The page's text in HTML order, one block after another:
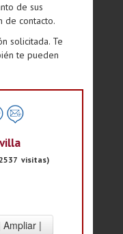
de sus
de contacto.
solicitada. Te
te pueden
visitas)